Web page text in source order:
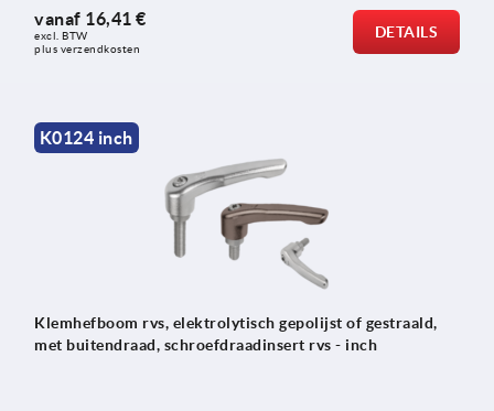
vanaf 16,41 €
excl. BTW
plus verzendkosten
DETAILS
K0124 inch
Klemhefboom rvs, elektrolytisch gepolijst of gestraald,
met buitendraad, schroefdraadinsert rvs - inch